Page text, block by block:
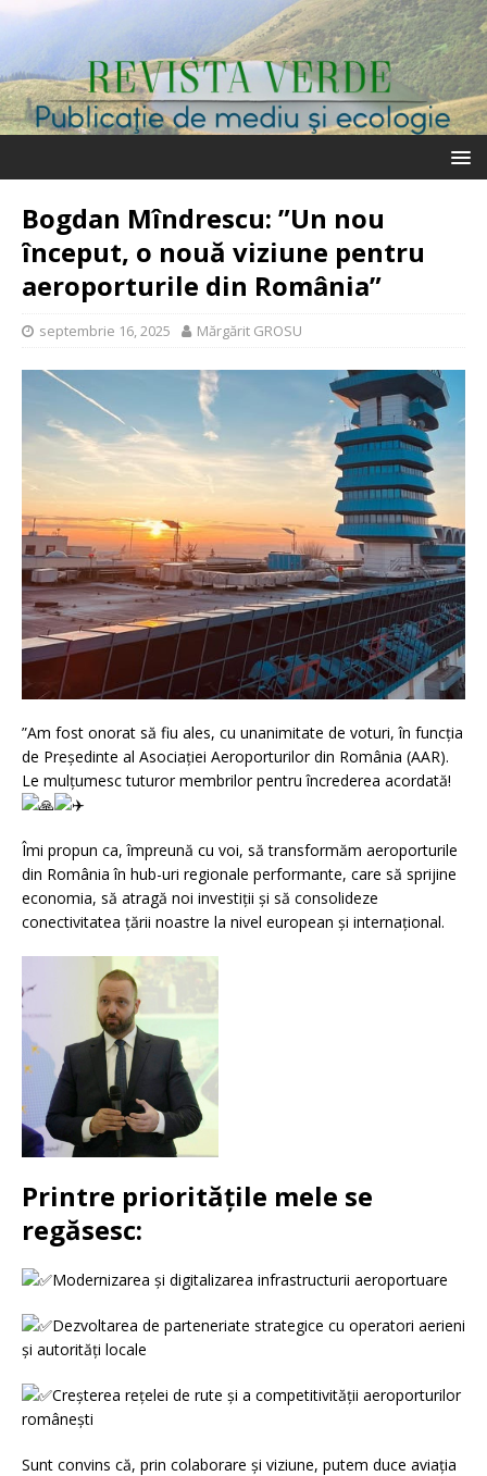
Bogdan Mîndrescu: ”Un nou
început, o nouă viziune pentru
aeroporturile din România”
septembrie 16, 2025 Mărgărit GROSU
”Am fost onorat să fiu ales, cu unanimitate de voturi, în funcția
de Președinte al Asociației Aeroporturilor din România (AAR).
Le mulțumesc tuturor membrilor pentru încrederea acordată!
Îmi propun ca, împreună cu voi, să transformăm aeroporturile
din România în hub-uri regionale performante, care să sprijine
economia, să atragă noi investiții și să consolideze
conectivitatea țării noastre la nivel european și internațional.
Printre prioritățile mele se
regăsesc:
Modernizarea și digitalizarea infrastructurii aeroportuare
Dezvoltarea de parteneriate strategice cu operatori aerieni
și autorități locale
Creșterea rețelei de rute și a competitivității aeroporturilor
românești
Sunt convins că, prin colaborare și viziune, putem duce aviația